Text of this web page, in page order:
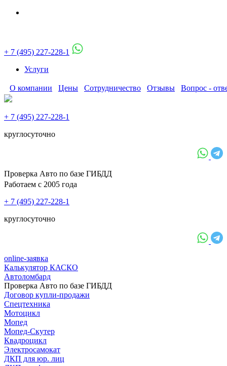
+ 7 (495) 227-228-1
Услуги
О компании Цены Сотрудничество Отзывы Вопрос -
+ 7 (495) 227-228-1
круглосуточно
Проверка Авто по базе ГИБДД
Работаем с 2005 года
+ 7 (495) 227-228-1
круглосуточно
online-заявка
Калькулятор КАСКО
Автоломбард
Проверка Авто по базе ГИБДД
Договор купли-продажи
Спецтехника
Мотоцикл
Мопед
Мопед-Скутер
Квадроцикл
Электросамокат
ДКП для юр. лиц